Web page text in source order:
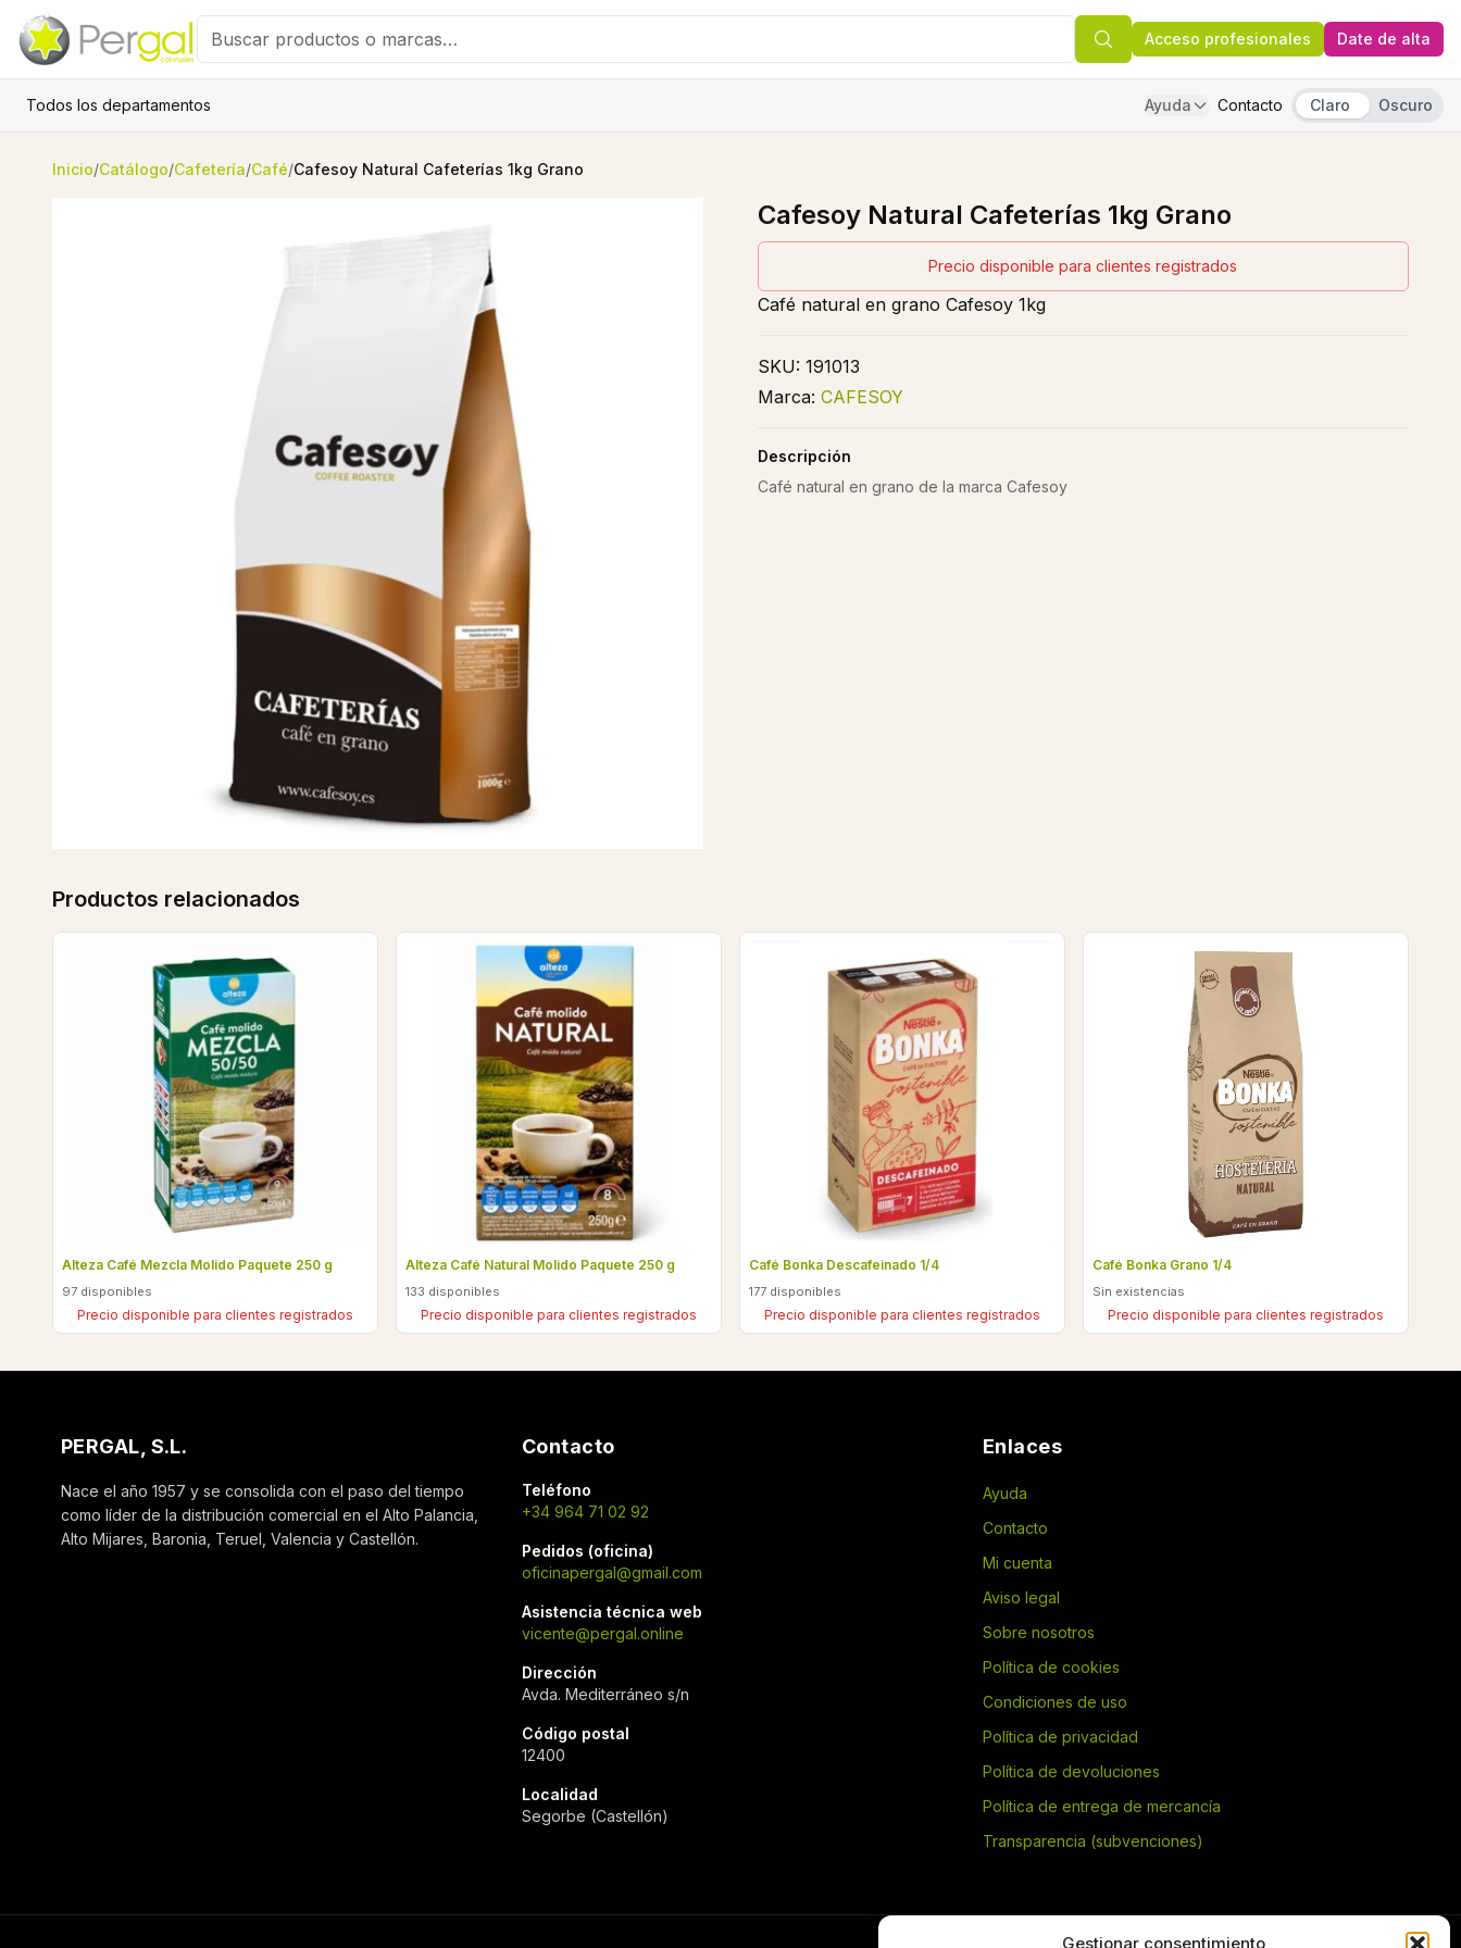
Gestionar consentimiento
Acceso profesionales Date de alta
Todos los departamentos Ayuda Contacto Claro Oscuro
Inicio/Catálogo/Cafetería/Café/Cafesoy Natural Cafeterías 1kg Grano
Cafesoy Natural Cafeterías 1kg Grano
Precio disponible para clientes registrados
Café natural en grano Cafesoy 1kg
SKU: 191013
Marca: CAFESOY
Descripción
Café natural en grano de la marca Cafesoy
Productos relacionados
Alteza Café Mezcla Molido Paquete 250 g
97 disponibles
Precio disponible para clientes registrados
Alteza Café Natural Molido Paquete 250 g
133 disponibles
Precio disponible para clientes registrados
Café Bonka Descafeinado 1/4
177 disponibles
Precio disponible para clientes registrados
Café Bonka Grano 1/4
Sin existencias
Precio disponible para clientes registrados
PERGAL, S.L.
Nace el año 1957 y se consolida con el paso del tiempo
como líder de la distribución comercial en el Alto Palancia,
Alto Mijares, Baronia, Teruel, Valencia y Castellón.
Contacto
Teléfono
+34 964 71 02 92
Pedidos (oficina)
oficinapergal@gmail.com
Asistencia técnica web
vicente@pergal.online
Dirección
Avda. Mediterráneo s/n
Código postal
12400
Localidad
Segorbe (Castellón)
Enlaces
Ayuda
Contacto
Mi cuenta
Aviso legal
Sobre nosotros
Política de cookies
Condiciones de uso
Política de privacidad
Política de devoluciones
Política de entrega de mercancía
Transparencia (subvenciones)